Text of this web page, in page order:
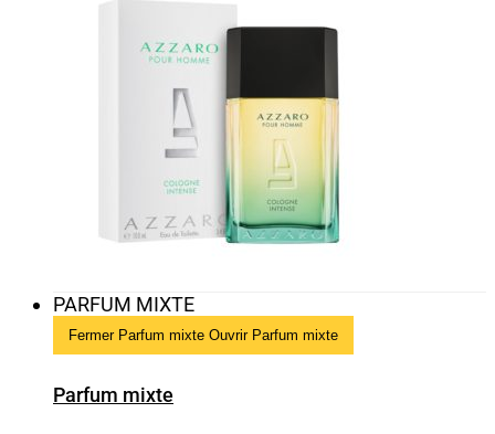
PARFUM MIXTE
Fermer Parfum mixte Ouvrir Parfum mixte
Parfum mixte